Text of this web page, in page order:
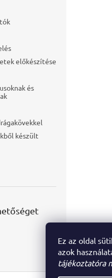
Ez az oldal
azok
tájékoztatóra
előkészítése
és
készült